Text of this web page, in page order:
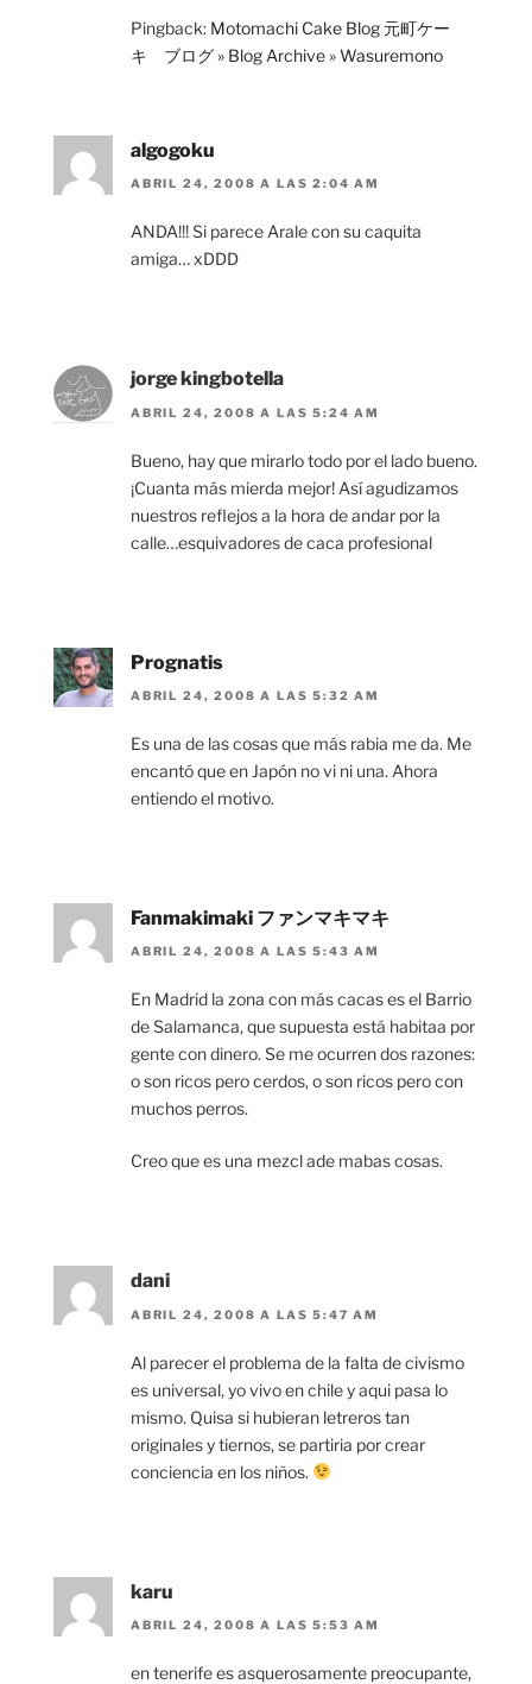
Pingback: Motomachi Cake Blog 元町ケー
キ ブログ » Blog Archive » Wasuremono
algogoku
ABRIL 24, 2008 A LAS 2:04 AM
ANDA!!! Si parece Arale con su caquita
amiga… xDDD
jorge kingbotella
ABRIL 24, 2008 A LAS 5:24 AM
Bueno, hay que mirarlo todo por el lado bueno.
¡Cuanta más mierda mejor! Así agudizamos
nuestros reflejos a la hora de andar por la
calle…esquivadores de caca profesional
Prognatis
ABRIL 24, 2008 A LAS 5:32 AM
Es una de las cosas que más rabia me da. Me
encantó que en Japón no vi ni una. Ahora
entiendo el motivo.
Fanmakimaki ファンマキマキ
ABRIL 24, 2008 A LAS 5:43 AM
En Madrid la zona con más cacas es el Barrio
de Salamanca, que supuesta está habitaa por
gente con dinero. Se me ocurren dos razones:
o son ricos pero cerdos, o son ricos pero con
muchos perros.
Creo que es una mezcl ade mabas cosas.
dani
ABRIL 24, 2008 A LAS 5:47 AM
Al parecer el problema de la falta de civismo
es universal, yo vivo en chile y aqui pasa lo
mismo. Quisa si hubieran letreros tan
originales y tiernos, se partiria por crear
conciencia en los niños.
karu
ABRIL 24, 2008 A LAS 5:53 AM
en tenerife es asquerosamente preocupante,